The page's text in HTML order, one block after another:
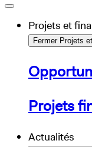
Projets et
Fermer Projets
Projets
Actualités